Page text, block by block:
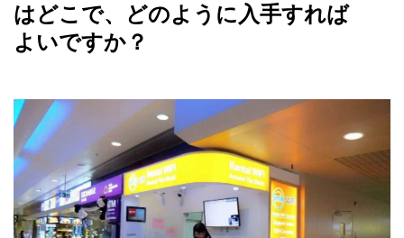
はどこで、どのように入手すれば
よいですか？